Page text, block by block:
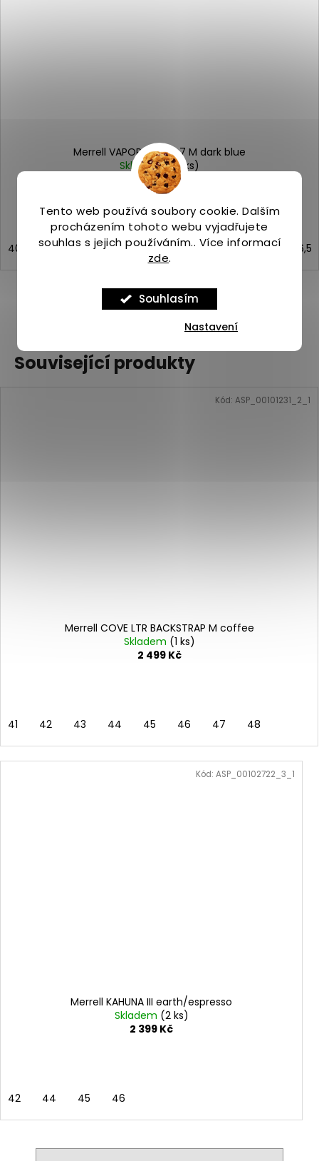
Tento web používá soubory cookie. Dalším
procházením tohoto webu vyjadřujete
souhlas s jejich používáním.. Více informací
zde.
Souhlasím
Nastavení
Merrell VAPOR GLOVE 7 M dark blue
Skladem(>5 ks)
2 599 Kč
40 41 42 43 44 44,5 45 46 46,5
ZOBRAZIT VŠECHNY PODOBNÉ PRODUKTY
Související produkty
Merrell COVE LTR BACKSTRAP M coffee
Skladem (1 ks)
2 499 Kč
41 42 43 44 45 46 47 48
Kód: ASP_00101231_2_1
Merrell KAHUNA III earth/espresso
Skladem (2 ks)
2 399 Kč
42 44 45 46
Kód: ASP_00102722_3_1